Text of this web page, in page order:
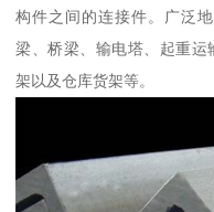
构件之间的连接件。广泛
梁、桥梁、输电塔、起重
架以及仓库货架等。